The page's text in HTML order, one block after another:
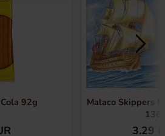
92g
Malaco Skippers
3.29